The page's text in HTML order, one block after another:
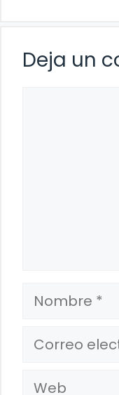
Deja un
Nombre
Correo
electrónico
Web